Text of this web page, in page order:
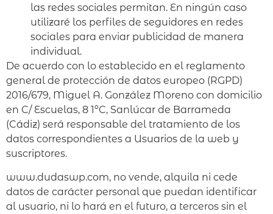
las redes sociales permitan. En ningún caso
utilizaré los perfiles de seguidores en redes
sociales para enviar publicidad de manera
individual.
De acuerdo con lo establecido en el reglamento
general de protección de datos europeo (RGPD)
2016/679, Miguel A. González Moreno con domicilio
en C/ Escuelas, 8 1ºC, Sanlúcar de Barrameda
(Cádiz) será responsable del tratamiento de los
datos correspondientes a Usuarios de la web y
suscriptores.
www.dudaswp.com, no vende, alquila ni cede
datos de carácter personal que puedan identificar
al usuario, ni lo hará en el futuro, a terceros sin el